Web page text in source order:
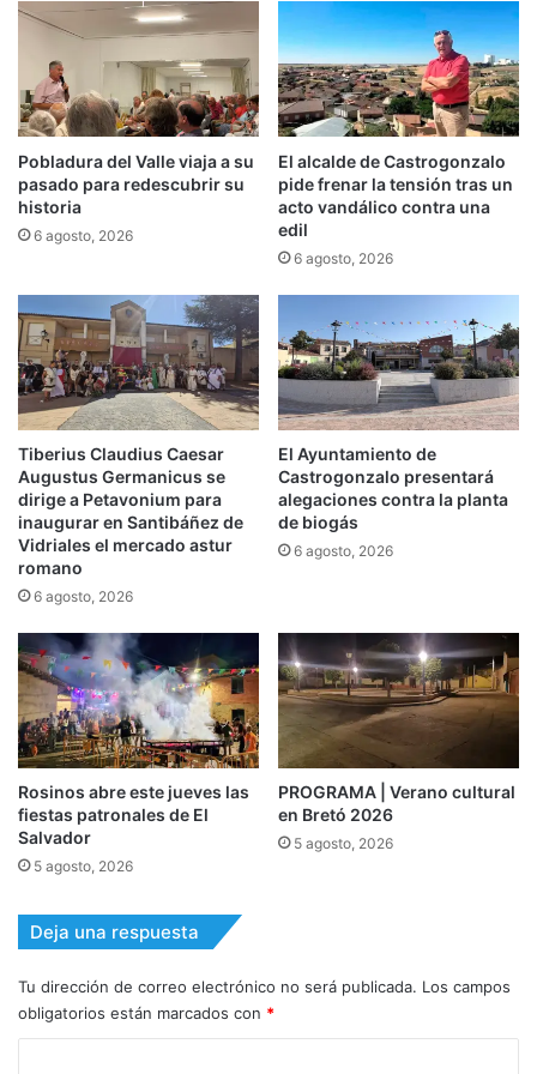
Pobladura del Valle viaja a su
pasado para redescubrir su
historia
6 agosto, 2026
El alcalde de Castrogonzalo
pide frenar la tensión tras un
acto vandálico contra una
edil
6 agosto, 2026
Tiberius Claudius Caesar
Augustus Germanicus se
dirige a Petavonium para
inaugurar en Santibáñez de
Vidriales el mercado astur
romano
6 agosto, 2026
El Ayuntamiento de
Castrogonzalo presentará
alegaciones contra la planta
de biogás
6 agosto, 2026
Rosinos abre este jueves las
fiestas patronales de El
Salvador
5 agosto, 2026
PROGRAMA | Verano cultural
en Bretó 2026
5 agosto, 2026
Deja una respuesta
Tu dirección de correo electrónico no será publicada. Los campos
obligatorios están marcados con *